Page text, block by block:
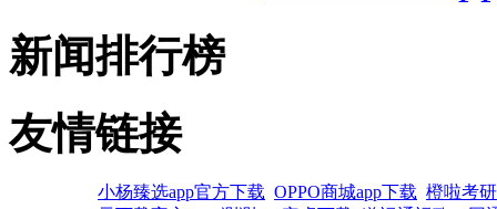
新闻排行榜
友情链接
小杨臻选app官方下载 OPPO商城app下载 橙啦考